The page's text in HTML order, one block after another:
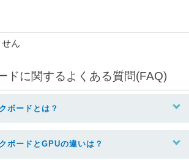
ん
ドに関するよくある質問(FAQ)
ボードとは？
ボードとGPUの違いは？